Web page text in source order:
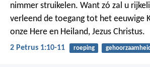
nimmer struikelen. Want zó zal u
verleend de toegang tot het eeuwige
onze Here en Heiland, Jezus Christus.
2 Petrus 1:10-11 roeping gehoorzaamheid